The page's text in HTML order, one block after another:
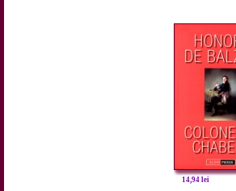
14,94 lei